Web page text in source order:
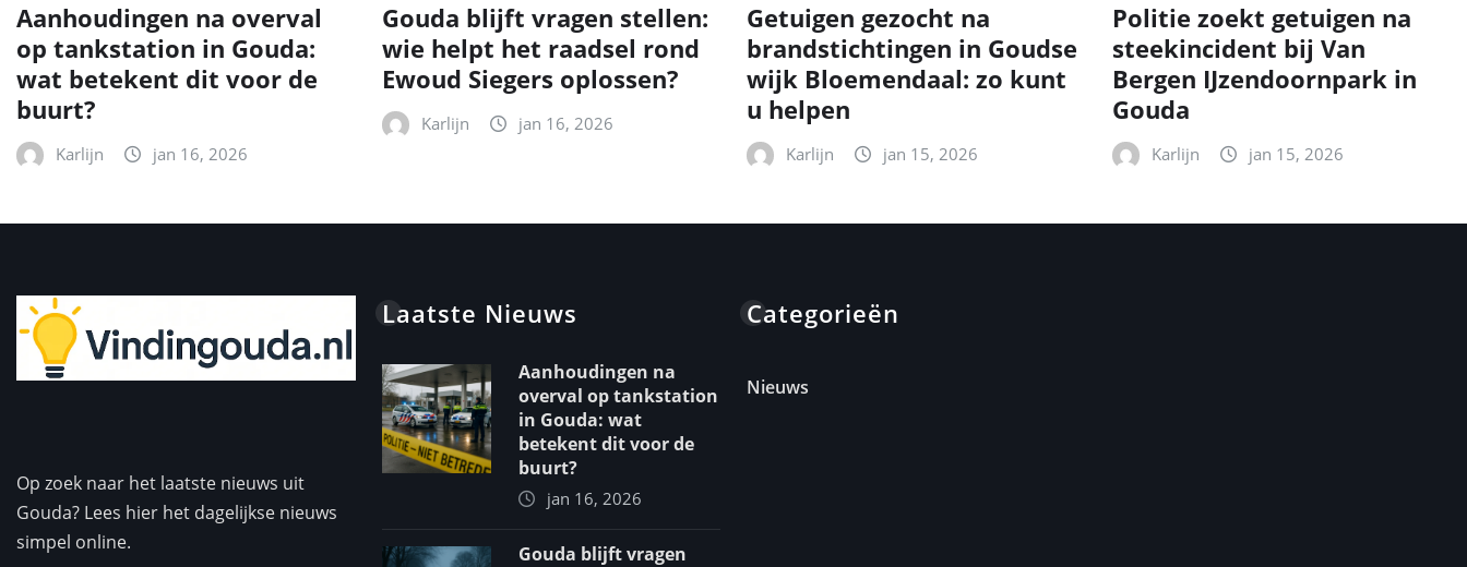
Aanhoudingen na overval
op tankstation in Gouda:
wat betekent dit voor de
buurt?
Karlijn jan 16, 2026
Gouda blijft vragen stellen:
wie helpt het raadsel rond
Ewoud Siegers oplossen?
Karlijn jan 16, 2026
Getuigen gezocht na
brandstichtingen in Goudse
wijk Bloemendaal: zo kunt
u helpen
Karlijn jan 15, 2026
Politie zoekt getuigen na
steekincident bij Van
Bergen IJzendoornpark in
Gouda
Karlijn jan 15, 2026
Op zoek naar het laatste nieuws uit
Gouda? Lees hier het dagelijkse nieuws
simpel online.
Laatste Nieuws
Aanhoudingen na
overval op tankstation
in Gouda: wat
betekent dit voor de
buurt?
jan 16, 2026
Gouda blijft vragen
Categorieën
Nieuws